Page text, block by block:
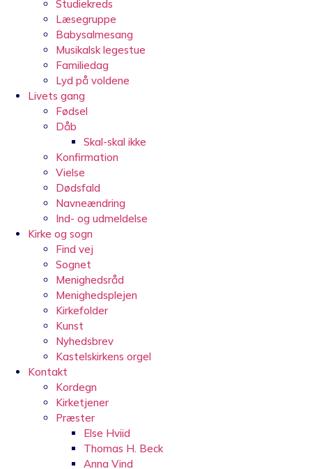
Studiekreds
Læsegruppe
Babysalmesang
Musikalsk legestue
Familiedag
Lyd på voldene
Livets gang
Fødsel
Dåb
Skal-skal ikke
Konfirmation
Vielse
Dødsfald
Navneændring
Ind- og udmeldelse
Kirke og sogn
Find vej
Sognet
Menighedsråd
Menighedsplejen
Kirkefolder
Kunst
Nyhedsbrev
Kastelskirkens orgel
Kontakt
Kordegn
Kirketjener
Præster
Else Hviid
Thomas H. Beck
Anna Vind